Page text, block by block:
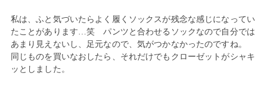
私は、ふと気づいたらよく履くソックスが残念な感じになってい
たことがあります…笑 パンツと合わせるソックなので自分では
あまり見えないし、足元なので、気がつかなかったのですね。
同じものを買いなおしたら、それだけでもクローゼットがシャキ
ッとしました。